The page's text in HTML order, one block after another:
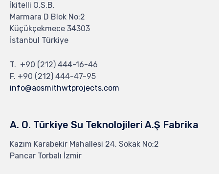
İkitelli O.S.B.
Marmara D Blok No:2
Küçükçekmece 34303
İstanbul Türkiye
T. +90 (212) 444-16-46
F. +90 (212) 444-47-95
info@aosmithwtprojects.com
A. O. Türkiye Su Teknolojileri A.Ş Fabrika
Kazım Karabekir Mahallesi 24. Sokak No:2
Pancar Torbalı İzmir